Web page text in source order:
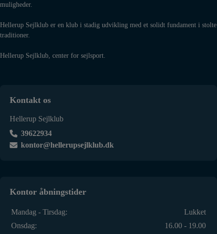
muligheder.
Hellerup Sejlklub er en klub i stadig udvikling med et solidt fundament i stolte
traditioner.
Hellerup Sejlklub, center for sejlsport.
Kontakt os
Hellerup Sejlklub
39622934
kontor@hellerupsejlklub.dk
Kontor åbningstider
Mandag - Tirsdag:
Lukket
Onsdag:
16.00 - 19.00